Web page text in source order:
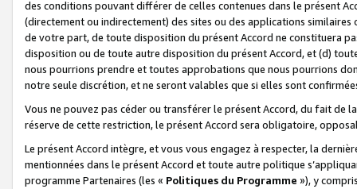
des conditions pouvant différer de celles contenues dans le présent
(directement ou indirectement) des sites ou des applications
de votre part, de toute disposition du présent Accord ne constituera
disposition ou de toute autre disposition du présent Accord, et (d)
nous pourrions prendre et toutes approbations que nous pourrions
notre seule discrétion, et ne seront valables que si elles sont
Vous ne pouvez pas céder ou transférer le présent Accord, du fait de
réserve de cette restriction, le présent Accord sera obligatoire,
Le présent Accord intègre, et vous vous engagez à respecter, la
mentionnées dans le présent Accord et toute autre politique
programme Partenaires (les « Politiques du Programme »), y